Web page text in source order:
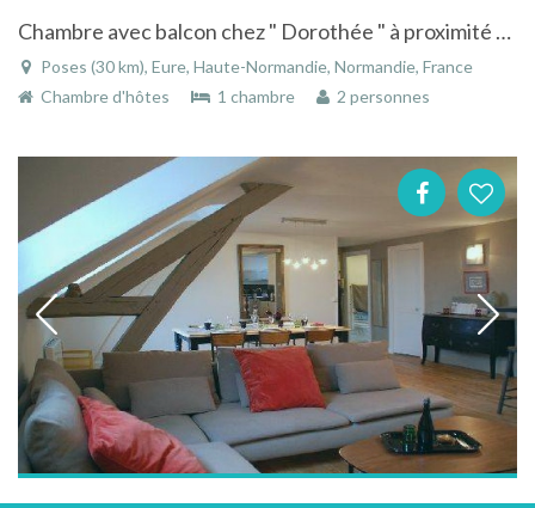
Chambre avec balcon chez " Dorothée " à proximité d'une base de plein air .
Poses (30 km), Eure, Haute-Normandie, Normandie, France
Chambre d'hôtes
1 chambre 2 personnes